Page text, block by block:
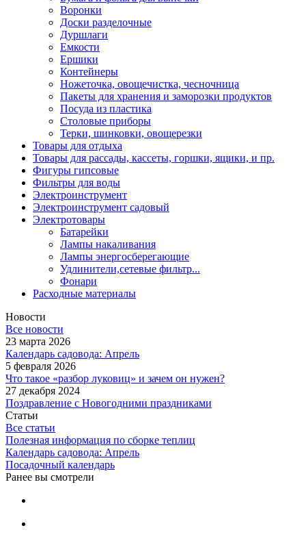
Воронки
Доски разделочные
Дуршлаги
Емкости
Ершики
Контейнеры
Ножеточка, овощечистка, чесночница
Пакеты для хранения и заморозки продуктов
Посуда из пластика
Столовые приборы
Терки, шинковки, овощерезки
Товары для отдыха
Товары для рассады, кассеты, горшки, ящики, и пр.
Фигуры гипсовые
Фильтры для воды
Электроинструмент
Электроинструмент садовый
Электротовары
Батарейки
Лампы накаливания
Лампы энергосберегающие
Удлинители,сетевые фильтр...
Фонари
Расходные материалы
Новости
Все новости
23 марта 2026
Календарь садовода: Апрель
5 февраля 2026
Что такое «разбор луковиц» и зачем он нужен?
27 декабря 2024
Поздравление с Новогодними праздниками
Статьи
Все статьи
Полезная информация по сборке теплиц
Календарь садовода: Апрель
Посадочный календарь
Ранее вы смотрели